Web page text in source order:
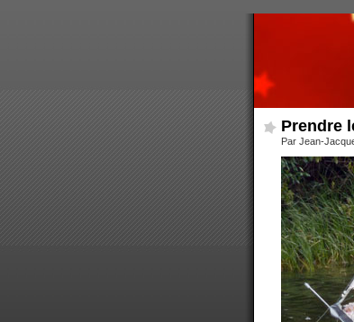
Prendre
Par Jean-